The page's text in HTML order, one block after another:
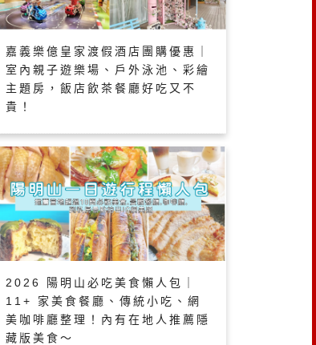
嘉義樂億皇家渡假酒店團購優惠｜
室內親子遊樂場、戶外泳池、彩繪
主題房，飯店飲茶餐廳好吃又不
貴！
2026 陽明山必吃美食懶人包｜
11+ 家美食餐廳、傳統小吃、網
美咖啡廳整理！內有在地人推薦隱
藏版美食～